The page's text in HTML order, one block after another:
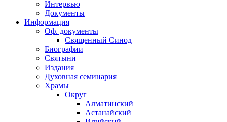
Интервью
Документы
Информация
Оф. документы
Священный Синод
Биографии
Святыни
Издания
Духовная семинария
Храмы
Округ
Алматинский
Астанайский